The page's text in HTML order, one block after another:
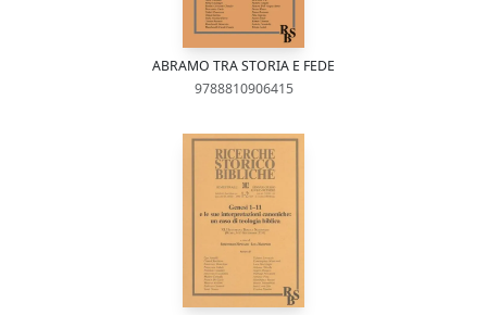
ABRAMO TRA STORIA E FEDE
9788810906415